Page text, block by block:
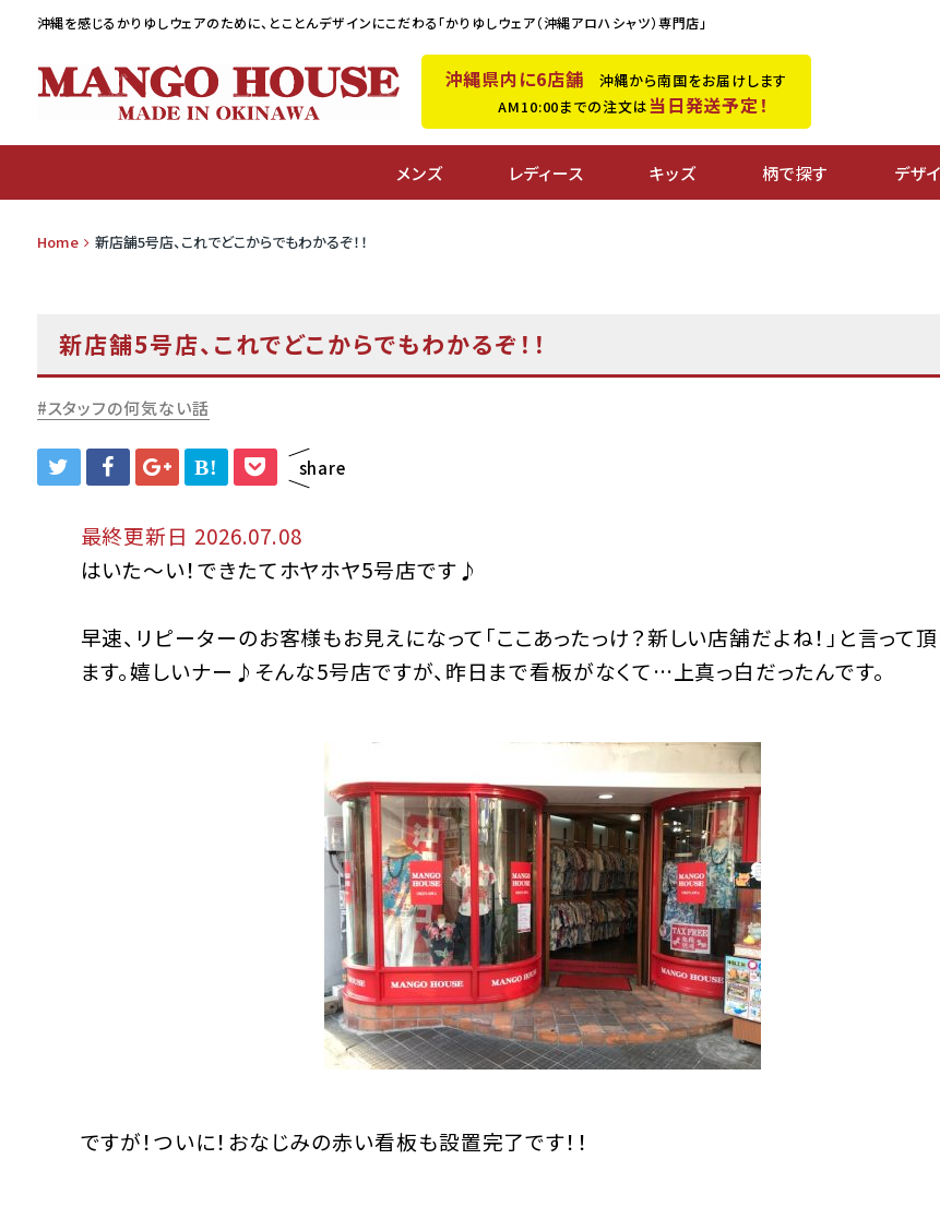
沖縄を感じるかりゆしウェアのために、 とことんデザインにこだわる「かりゆしウェア（沖縄アロハシャツ）専門店」
沖縄県内に6店舗 沖縄から南国をお届けします
AM10:00までの注文は当日発送予定！
メンズ レディース キッズ 柄で探す デザ
Home 新店舗5号店、これでどこからでもわかるぞ！！
新店舗5号店、これでどこからでもわかるぞ！！
スタッフの何気ない話
B! share
最終更新日 2026.07.08
はいた～い！できたてホヤホヤ5号店です♪
早速、リピーターのお客様もお見えになって「ここあったっけ？新しい店舗だよね！」と言って
ます。嬉しいナー♪そんな5号店ですが、昨日まで看板がなくて…上真っ白だったんです。
ですが！ついに！おなじみの赤い看板も設置完了です！！